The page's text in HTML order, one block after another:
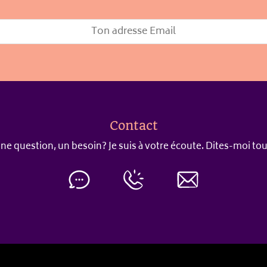
Contact
question, un besoin? Je suis à votre écoute. Dites-moi